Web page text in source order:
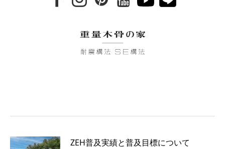
ZEH普及実績と普及目標について